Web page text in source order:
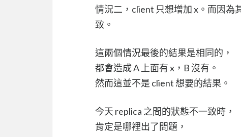
情況二，client 只想增加 x。而因為
致。
這兩個情況最後的結果是相同的，
都會造成 A 上面有 x，B 沒有。
然而這並不是 client 想要的結果。
今天 replica 之間的狀態不一致時，
肯定是哪裡出了問題，